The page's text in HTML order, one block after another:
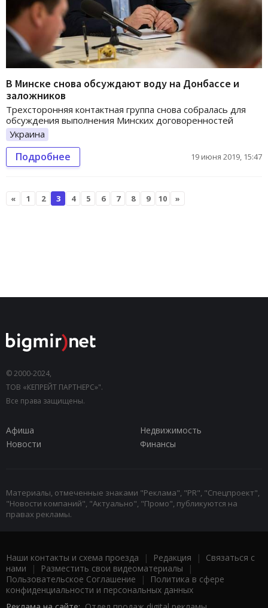
В Минске снова обсуждают воду на Донбассе и
заложников
Трехсторонняя контактная группа снова собралась для
обсуждения выполнения Минских договоренностей
Украина
Подробнее 19 июня 2019, 15:47
« 1 2 3 4 5 6 7 8 9 10 »
© 2000-2024,
ТОВ «КЕПРЕЙТ ПАРТНЕРС»".
Все права защищены.
Афиша
Недвижимость
Новости
Финансы
Материалы, отмеченные знаками "Реклама", "PR", "Спецпроект",
"Новости компаний", "Актуально", "Промо", публикуются на
правах рекламы.
Наши контакты и схема проезда | Редакция | Связаться с
нами | Разместить свои видеоматериалы |
Пользовательское Соглашение |
Политика в сфере
конфиденциальности и персональных данных